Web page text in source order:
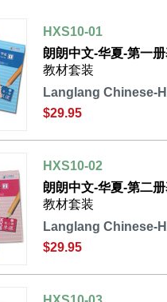
HXS10-01
朗朗中文-华夏-第一
教材套装
Langlang Chinese-
$29.95
HXS10-02
朗朗中文-华夏-第二
教材套装
Langlang Chinese-
$29.95